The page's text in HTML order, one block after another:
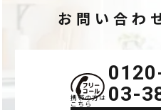
お問い合わ
03-